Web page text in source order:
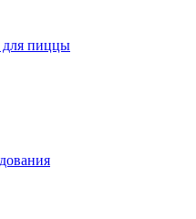
для пиццы